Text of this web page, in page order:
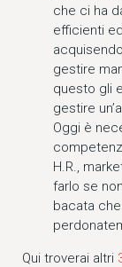
che ci ha
efficienti
gestire
questo gli
gestire
Oggi è
H.R.,
farlo se
bacata
Qui troverai altri